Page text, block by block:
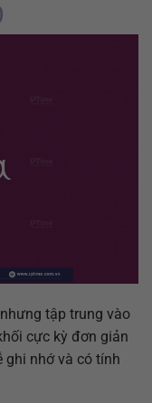
tập trung vào
cực kỳ đơn giản
ghi nhớ và có tính